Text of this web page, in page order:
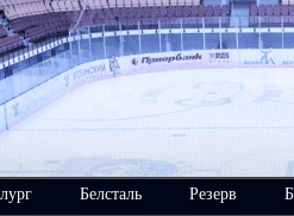
Белсталь Резерв